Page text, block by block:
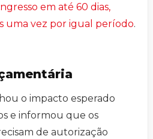
em até 60 dias,
uma vez por igual período.
o impacto esperado
e informou que os
de autorização